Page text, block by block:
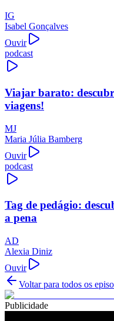
IG
Isabel Gonçalves
Ouvir
podcast
Viajar barato:
viagens!
MJ
Maria Júlia Bamberg
Ouvir
podcast
Tag de pedágio:
a pena
AD
Alexia Diniz
Ouvir
Voltar para todos os
Publicidade